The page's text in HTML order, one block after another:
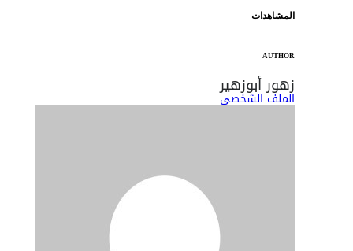
المشاهدات
AUTHOR
زهور أبوزهير
الملف الشخصي